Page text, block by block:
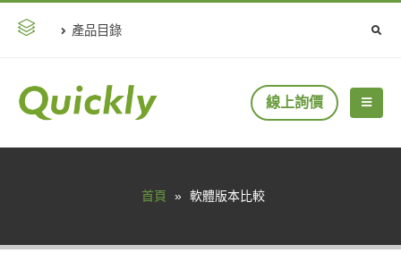
產品目錄
線上詢價
首頁 » 軟體版本比較